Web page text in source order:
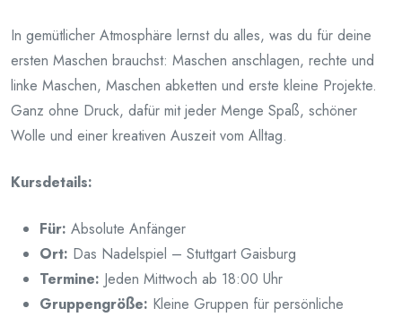
In gemütlicher Atmosphäre lernst du alles, was du für deine
ersten Maschen brauchst: Maschen anschlagen, rechte und
linke Maschen, Maschen abketten und erste kleine Projekte.
Ganz ohne Druck, dafür mit jeder Menge Spaß, schöner
Wolle und einer kreativen Auszeit vom Alltag.
Kursdetails:
Für: Absolute Anfänger
Ort: Das Nadelspiel – Stuttgart Gaisburg
Termine: Jeden Mittwoch ab 18:00 Uhr
Gruppengröße: Kleine Gruppen für persönliche